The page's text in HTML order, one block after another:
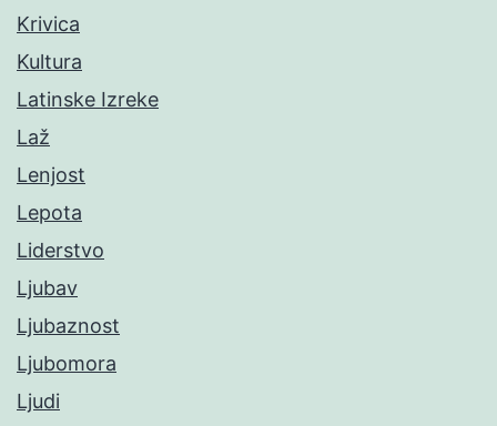
Krivica
Kultura
Latinske Izreke
Laž
Lenjost
Lepota
Liderstvo
Ljubav
Ljubaznost
Ljubomora
Ljudi